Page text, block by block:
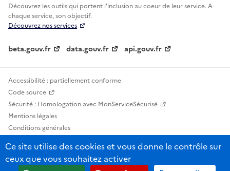
Découvrez les outils qui portent l'inclusion aucoeur de leur service. A
chaque service, son objectif.
Découvrez nos services
beta.gouv.fr data.gouv.fr api.gouv.fr
Accessibilité : partiellement conforme
Code source
Sécurité : Homologation avec MonServiceSécurisé
Mentions légales
Conditions générales
Statistiques, lexiques et indicateurs
Sauf mention contraire, tous les contenus de ce site sont sous licence
Ce site utilise des cookies et vous donne le contrôle sur
ceux que vous souhaitez activer